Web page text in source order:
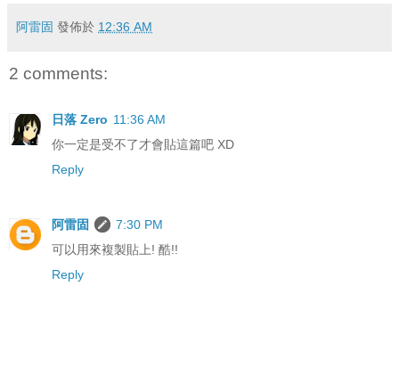
阿雷固 發佈於 12:36 AM
2 comments:
日落 Zero 11:36 AM
你一定是受不了才會貼這篇吧 XD
Reply
阿雷固
7:30 PM
可以用來複製貼上! 酷!!
Reply